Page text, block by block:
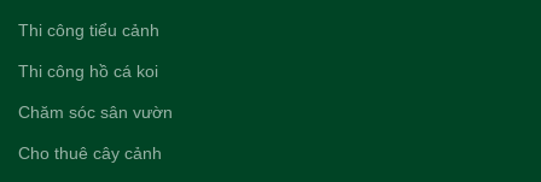
Thi công tiểu cảnh
Thi công hồ cá koi
Chăm sóc sân vườn
Cho thuê cây cảnh